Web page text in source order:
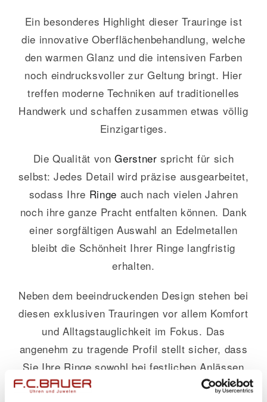
Ein besonderes Highlight dieser Trauringe ist
die innovative Oberflächenbehandlung, welche
den warmen Glanz und die intensiven Farben
noch eindrucksvoller zur Geltung bringt. Hier
treffen moderne Techniken auf traditionelles
Handwerk und schaffen zusammen etwas völlig
Einzigartiges.
Die Qualität vonGerstner spricht für sich
selbst: Jedes Detail wird präzise ausgearbeitet,
sodass Ihre Ringe auch nach vielen Jahren
noch ihre ganze Pracht entfalten können. Dank
einer sorgfältigen Auswahl an Edelmetallen
bleibt die Schönheit Ihrer Ringe langfristig
erhalten.
Neben dem beeindruckenden Design stehen bei
diesen exklusiven Trauringen vor allem Komfort
und Alltagstauglichkeit im Fokus. Das
angenehm zu tragende Profil stellt sicher, dass
Sie Ihre Ringe sowohl bei festlichen Anlässen
als auch im täglichen Leben kaum noch